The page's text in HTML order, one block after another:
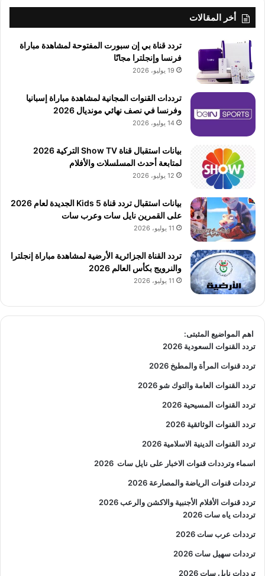
أخر المقالات
تردد قناة بي إن سبورت المفتوحة لمشاهدة مباراة
فرنسا وإنجلترا مجانًا
19 يوليو، 2026
ترددات القنوات المجانية لمشاهدة مباراة إسبانيا
وفرنسا في نصف نهائي مونديال 2026
14 يوليو، 2026
بيانات استقبال قناة Show TV التركية 2026
لمتابعة أحدث المسلسلات والأفلام
12 يوليو، 2026
بيانات استقبال تردد قناة 5 Kids الجديدة لعام 2026
على القمرين نايل سات وعرب سات
11 يوليو، 2026
تردد القناة الجزائرية الأرضية لمشاهدة مباراة إنجلترا
والنرويج بكأس العالم 2026
11 يوليو، 2026
اهم المواضيع المثبتى:
تردد القنوات السعودية 2026
تردد قنوات المرأة والمطبخ 2026
تردد القنوات العامة والتوك شو 2026
تردد القنوات المسيحية 2026
تردد القنوات الوثائقية 2026
تردد القنوات الدينية الاسلامية 2026
اسماء وترددات قنوات الاخبار على نايل سات 2026
ترددات قنوات الرياضة والمصارعة 2026
تردد قنوات الأفلام الأجنبية والاكشن والرعب2026
ترددات ياه سات 2026
ترددات عرب سات 2026
ترددات سهيل سات 2026
ترددات نايل سات 2026